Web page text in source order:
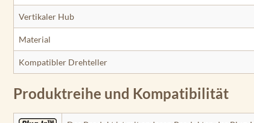
Vertikaler Hub
Material
Kompatibler Drehteller
Produktreihe und Kompatibilität